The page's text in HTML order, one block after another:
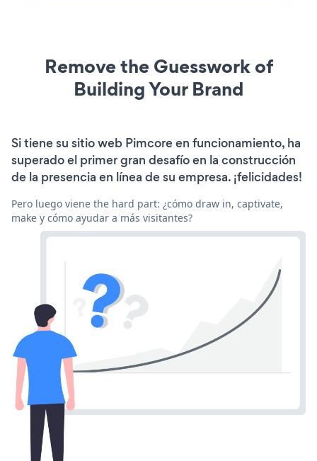
Remove the Guesswork of
Building Your Brand
Si tiene su sitio web Pimcore en funcionamiento, ha
superado el primer gran desafío en la construcción
de la presencia en línea de su empresa. ¡felicidades!
Pero luego viene the hard part: ¿cómo draw in, captivate,
make y cómo ayudar a más visitantes?